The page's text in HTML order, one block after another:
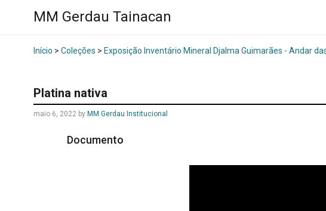
MM Gerdau Tainacan
Início > Coleções > Exposição Inventário Mineral Djalma Guimarães - Andar
Platina nativa
maio 6, 2022 by MM Gerdau Institucional
Documento